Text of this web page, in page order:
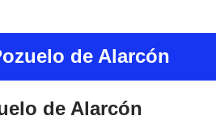
de Alarcón
de Alarcón